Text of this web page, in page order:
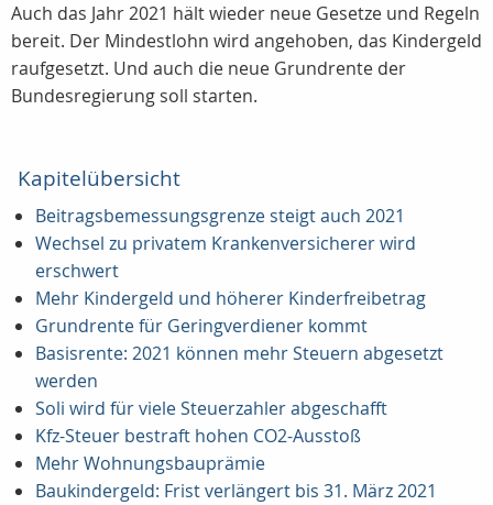
Auch das Jahr 2021 hält wieder neue Gesetze und Regeln
bereit. Der Mindestlohn wird angehoben, das Kindergeld
raufgesetzt. Und auch die neue Grundrente der
Bundesregierung soll starten.
Kapitelübersicht
Beitragsbemessungsgrenze steigt auch 2021
Wechsel zu privatem Krankenversicherer wird
erschwert
Mehr Kindergeld und höherer Kinderfreibetrag
Grundrente für Geringverdiener kommt
Basisrente: 2021 können mehr Steuern abgesetzt
werden
Soli wird für viele Steuerzahler abgeschafft
Kfz-Steuer bestraft hohen CO2-Ausstoß
Mehr Wohnungsbauprämie
Baukindergeld: Frist verlängert bis 31. März 2021